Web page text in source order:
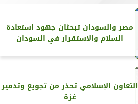
مصر والسودان تبحثان جهود استعادة
السلام والاستقرار في السودان
التعاون الإسلامي تحذر من تجويع وتدمير
غزة